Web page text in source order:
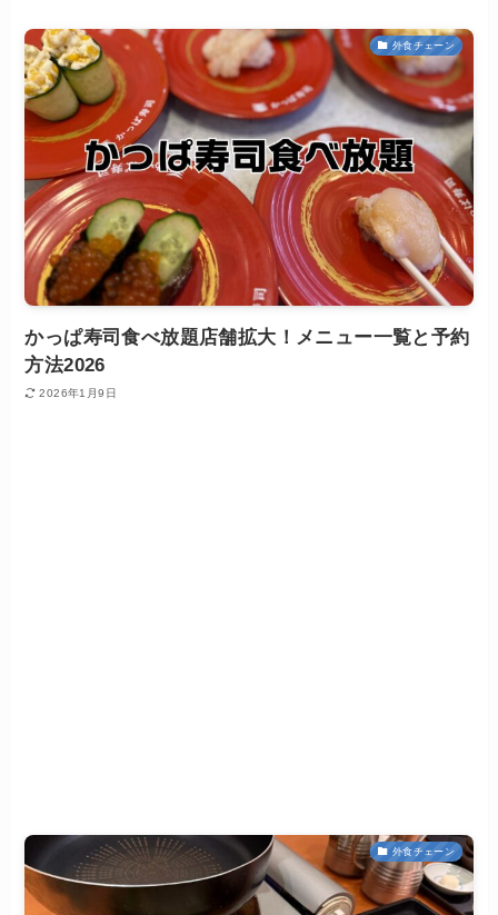
外食チェーン
かっぱ寿司食べ放題店舗拡大！メニュー一覧と予約
方法2026
2026年1月9日
外食チェーン